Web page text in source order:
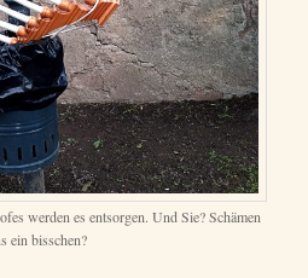
werden es entsorgen. Und Sie? Schämen
ein bisschen?